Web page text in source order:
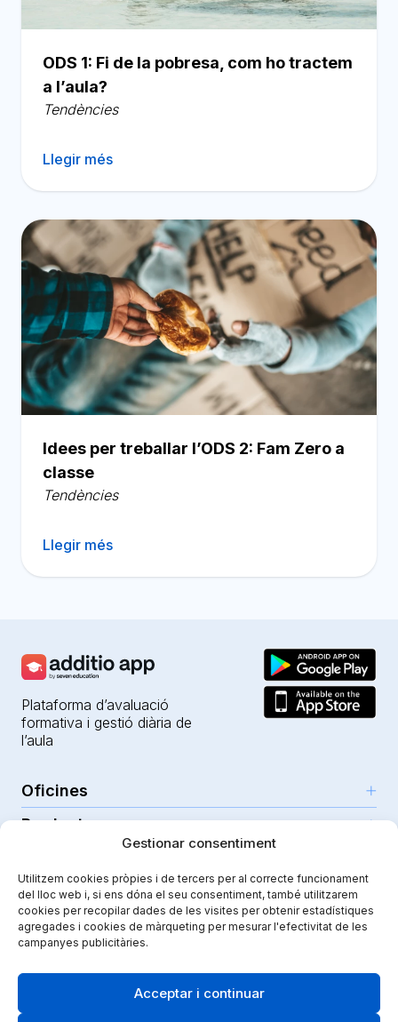
Gestionar consentiment
Utilitzem cookies pròpies i de tercers per al correcte funcionament
del lloc web i, si ens dóna el seu consentiment, també utilitzarem
cookies per recopilar dades de les visites per obtenir estadístiques
agregades i cookies de màrqueting per mesurar l'efectivitat de les
campanyes publicitàries.
Acceptar i continuar
ODS 1: Fi de la pobresa, com ho tractem
a l’aula?
Tendències
Llegir més
Idees per treballar l’ODS 2: Fam Zero a
classe
Tendències
Llegir més
Plataforma d’avaluació
formativa i gestió diària de
l’aula
Oficines
C/Emili Grahit, 91
Edifici Monturiol
Planta 1, oficina C01-02
17003 Girona
Projecte impulsat amb el ProgramaeTrade d’ACCIÓ
Productes
Per a docents
Per a centres públics
Per a centres privats
Comunicació escolar
Guarderies
Funcionalitats
Tutorials i ajuda
Kit de premsa
Seguretat
Seguretat i privacitat
Política de qualitat